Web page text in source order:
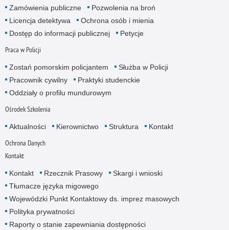
Zamówienia publiczne
Pozwolenia na broń
Licencja detektywa
Ochrona osób i mienia
Dostęp do informacji publicznej
Petycje
Praca w Policji
Zostań pomorskim policjantem
Służba w Policji
Pracownik cywilny
Praktyki studenckie
Oddziały o profilu mundurowym
Ośrodek Szkolenia
Aktualności Kierownictwo Struktura Kontakt
Ochrona Danych
Kontakt
Kontakt Rzecznik Prasowy
Skargi i wnioski
Tłumacze języka migowego
Wojewódzki Punkt Kontaktowy ds. imprez masowych
Polityka prywatności
Raporty o stanie zapewniania dostępności